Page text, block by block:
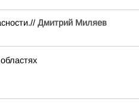
Дмитрий Миляев